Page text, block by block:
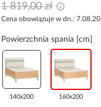
1 819,00 zł
Cena obowiązuje w dn.:
Powierzchnia spania [cm]
140x200 160x200